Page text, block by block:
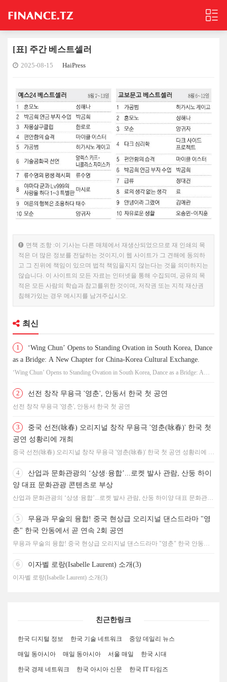
[표] 주간 베스트셀러
2025-08-15 HaiPress
면책 조항 :이 기사는 다른 매체에서 재생산되었으므로 재 인쇄의 목
적은 더 많은 정보를 전달하는 것이지,이 웹 사이트가 그 견해에 동의하
고 그 진위에 책임이 있으며 법적 책임을지지 않는다는 것을 의미하지는
않습니다. 이 사이트의 모든 자료는 인터넷을 통해 수집되며, 공유의 목
적은 모든 사람의 학습과 참고를위한 것이며, 저작권 또는 지적 재산권
침해가있는 경우 메시지를 남겨주십시오.
최신
1
‘Wing Chun’ Opens to Standing Ovation in South Korea, Dance
as a Bridge: A New Chapter for China-Korea Cultural Exchange.
‘Wing Chun’ Opens to Standing Ovation in South Korea, Dance as a Bridge: A
2 선전 창작 무용극 '영춘', 안동서 한국 첫 공연
선전 창작 무용극 '영춘', 안동서 한국 첫 공연
3
중국 선전(咏春) 오리지널 창작 무용극 '영춘(咏春)' 한국 첫
공연 성황리에 개최
중국 선전(咏春) 오리지널 창작 무용극 '영춘(咏春)' 한국 첫 공연 성황리에 개
4
산업과 문화관광의 ‘상생·융합’...로켓 발사 관람, 산둥 하이
양 대표 문화관광 콘텐츠로 부상
산업과 문화관광의 ‘상생·융합’...로켓 발사 관람, 산둥 하이양 대표 문화관광
5
무용과 무술의 융합! 중국 현상급 오리지널 댄스드라마 "영
춘" 한국 안동에서 곧 연속 2회 공연
무용과 무술의 융합! 중국 현상급 오리지널 댄스드라마 "영춘" 한국 안동에
6 이자벨 로랑(Isabelle Laurent) 소개(3)
이자벨 로랑(Isabelle Laurent) 소개(3)
친근한링크
한국 디지털 정보 한국 기술 네트워크 중앙 데일리 뉴스
매일 동아시아 매일 동아시아 서울 매일 한국 시대
한국 경제 네트워크 한국 아시아 신문 한국 IT 타임즈